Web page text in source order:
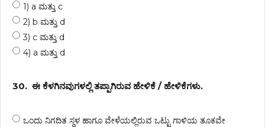
1) a ಮತ್ತು c
2) b ಮತ್ತು d
3) c ಮತ್ತು d
4) a ಮತ್ತು d
30. ಈ ಕೆಳಗಿನವುಗಳಲ್ಲಿ ತಪ್ಪಾಗಿರುವ ಹೇಳಿಕೆ / ಹೇಳಿಕೆಗಳು.
ಒಂದು ನಿಗದಿತ ಸ್ಥಳ ಹಾಗೂ ವೇಳೆಯಲ್ಲಿರುವ ಒಟ್ಟು ಗಾಳಿಯ ತೂಕವೇ